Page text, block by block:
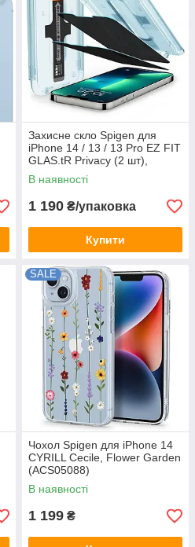
Захисне скло Spigen для
iPhone 14 / 13 / 13 Pro EZ FIT
GLAS.tR Privacy (2 шт),
(AGL03388)
В наявності
1 190 ₴/упаковка
Купити
SALE
Чохол Spigen для iPhone 14
CYRILL Cecile, Flower Garden
(ACS05088)
В наявності
1 199 ₴